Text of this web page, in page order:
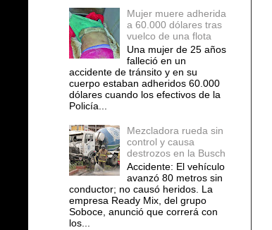
Mujer muere adherida
a 60.000 dólares tras
vuelco de una flota
Una mujer de 25 años
falleció en un
accidente de tránsito y en su
cuerpo estaban adheridos 60.000
dólares cuando los efectivos de la
Policía...
Mezcladora rueda sin
control y causa
destrozos en la Busch
Accidente: El vehículo
avanzó 80 metros sin
conductor; no causó heridos. La
empresa Ready Mix, del grupo
Soboce, anunció que correrá con
los...